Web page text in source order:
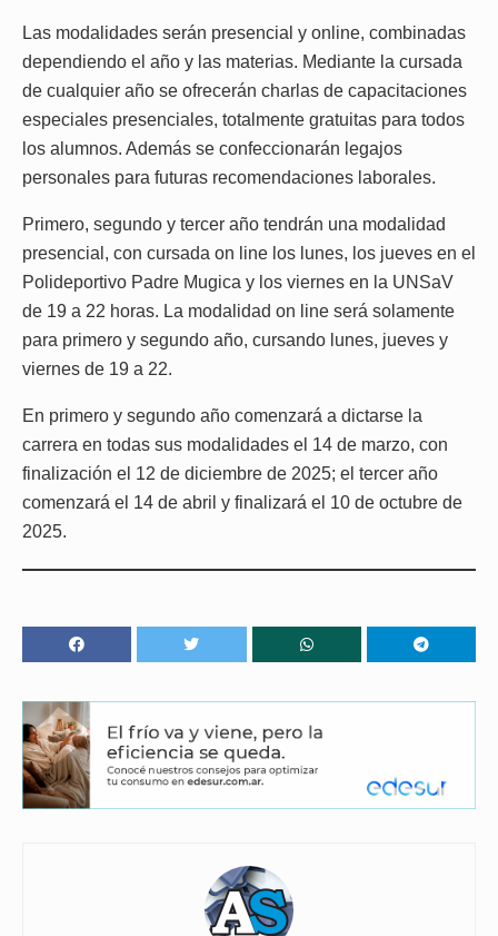
Las modalidades serán presencial y online, combinadas
dependiendo el año y las materias. Mediante la cursada
de cualquier año se ofrecerán charlas de capacitaciones
especiales presenciales, totalmente gratuitas para todos
los alumnos. Además se confeccionarán legajos
personales para futuras recomendaciones laborales.
Primero, segundo y tercer año tendrán una modalidad
presencial, con cursada on line los lunes, los jueves en el
Polideportivo Padre Mugica y los viernes en la UNSaV
de 19 a 22 horas. La modalidad on line será solamente
para primero y segundo año, cursando lunes, jueves y
viernes de 19 a 22.
En primero y segundo año comenzará a dictarse la
carrera en todas sus modalidades el 14 de marzo, con
finalización el 12 de diciembre de 2025; el tercer año
comenzará el 14 de abril y finalizará el 10 de octubre de
2025.